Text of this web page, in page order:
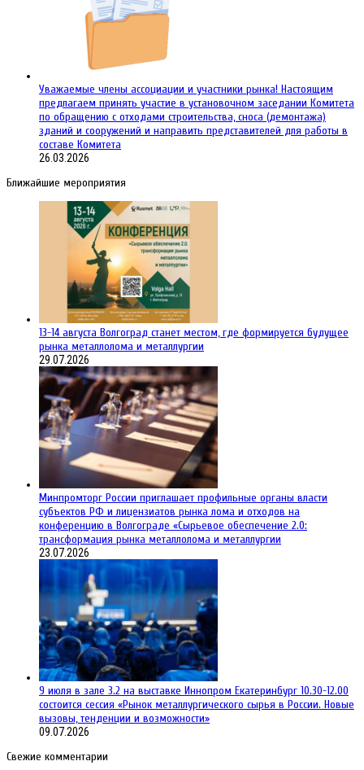
Уважаемые члены ассоциации и участники рынка! Настоящим
предлагаем принять участие в установочном заседании Комитета
по обращению с отходами строительства, сноса (демонтажа)
зданий и сооружений и направить представителей для работы в
составе Комитета
26.03.2026
Ближайшие мероприятия
13-14 августа Волгоград станет местом, где формируется будущее
рынка металлолома и металлургии
29.07.2026
Минпромторг России приглашает профильные органы власти
субъектов РФ и лицензиатов рынка лома и отходов на
конференцию в Волгограде «Сырьевое обеспечение 2.0:
трансформация рынка металлолома и металлургии
23.07.2026
9 июля в зале 3.2 на выставке Иннопром Екатеринбург 10.30-12.00
состоится сессия «Рынок металлургического сырья в России. Новые
вызовы, тенденции и возможности»
09.07.2026
Свежие комментарии